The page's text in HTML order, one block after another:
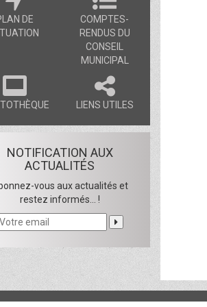
DE
COMPTES-
RENDUS DU
CONSEIL
MUNICIPAL
LIENS UTILES
NOTIFICATION AUX
ACTUALITÉS
vous aux actualités et
restez informés... !